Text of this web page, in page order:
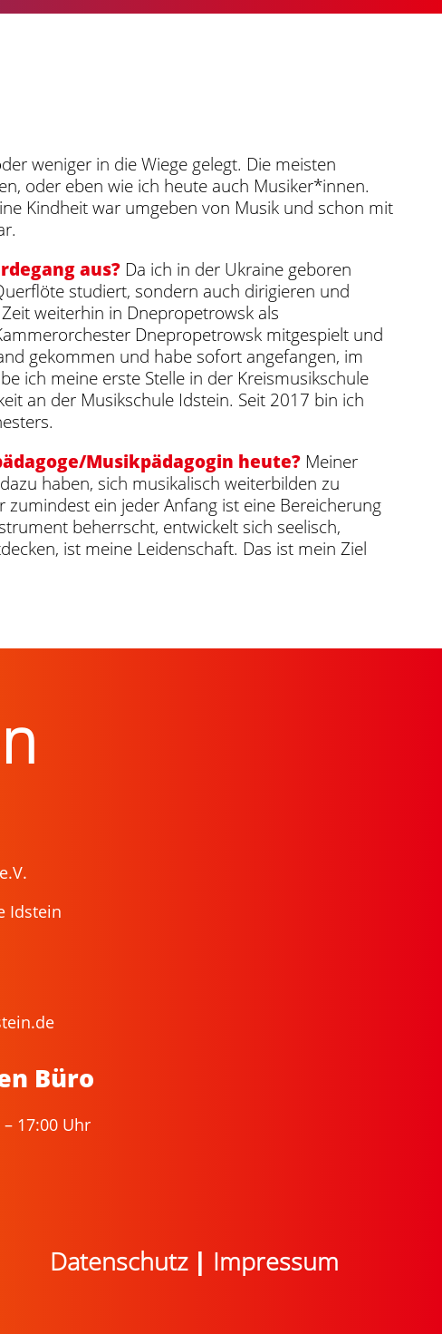
weniger in die Wiege gelegt. Die meisten
oder eben wie ich heute auch Musiker*innen.
Kindheit war umgeben von Musik und schon mit
aus?Da ich in der Ukraine geboren
studiert, sondern auch dirigieren und
weiterhin in Dnepropetrowsk als
Dnepropetrowsk mitgespielt und
gekommen und habe sofort angefangen, im
ich meine erste Stelle in der Kreismusikschule
an der Musikschule Idstein. Seit 2017 bin ich
Musikpädagogin heute?Meiner
haben, sich musikalisch weiterbilden zu
ein jeder Anfang ist eine Bereicherung
beherrscht, entwickelt sich seelisch,
ist meine Leidenschaft. Das ist mein Ziel
Idstein
Büro
17:00 Uhr
Datenschutz| Impressum